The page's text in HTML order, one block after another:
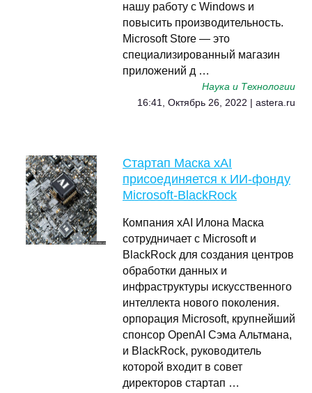
нашу работу с Windows и
повысить производительность.
Microsoft Store — это
специализированный магазин
приложений д …
Наука и Технологии
16:41, Октябрь 26, 2022 | astera.ru
Стартап Маска xAI
присоединяется к ИИ-фонду
Microsoft-BlackRock
Компания xAI Илона Маска
сотрудничает с Microsoft и
BlackRock для создания центров
обработки данных и
инфраструктуры искусственного
интеллекта нового поколения.
орпорация Microsoft, крупнейший
спонсор OpenAI Сэма Альтмана,
и BlackRock, руководитель
которой входит в совет
директоров стартап …